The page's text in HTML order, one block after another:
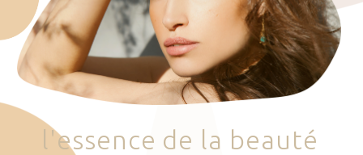
Plan d’accès
Prendre RDV
'essence de la beauté